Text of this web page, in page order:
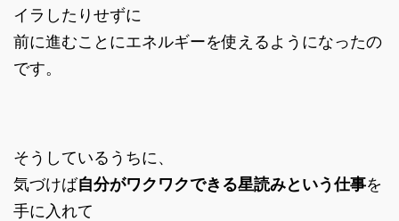
イラしたりせずに
前に進むことにエネルギーを使えるようになったの
です。
そうしているうちに、
気づけば自分がワクワクできる星読みという仕事を
手に入れて